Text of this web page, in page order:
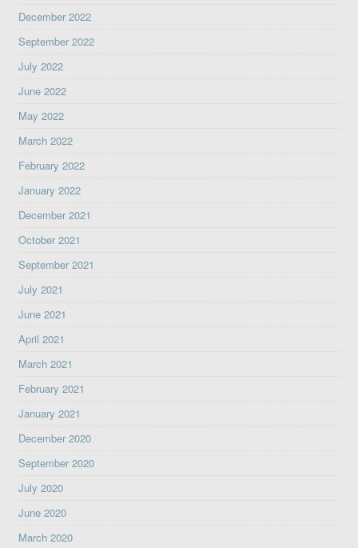
December 2022
September 2022
July 2022
June 2022
May 2022
March 2022
February 2022
January 2022
December 2021
October 2021
September 2021
July 2021
June 2021
April 2021
March 2021
February 2021
January 2021
December 2020
September 2020
July 2020
June 2020
March 2020